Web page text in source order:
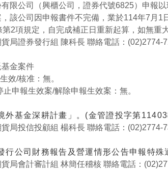
限公司（興櫃公司，證券代號6825）申報
該公司因申報書件不完備，業於114年7月
2項規定，自完成補正日重新起算，如無重
局證券發行組 陳科長 聯絡電話：(02)2774-
金案件
效/核准：無。
止申報生效案/解除申報生效案：無。
外基金深耕計畫」。(金管證投字第
局投信投顧組 楊科長 聯絡電話：(02)2774-
行公司財務報告及營運情形公告申報特
局會計審計組 林簡任稽核 聯絡電話：